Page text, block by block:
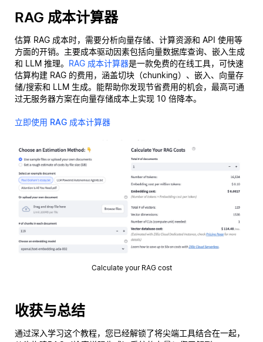
RAG 成本计算器
估算 RAG 成本时，需要分析向量存储、计算资源和 API 使用等
方面的开销。主要成本驱动因素包括向量数据库查询、嵌入生成
和 LLM 推理。 RAG 成本计算器是一款免费的在线工具，可快速
估算构建 RAG 的费用，涵盖切块（chunking）、嵌入、向量存
储/搜索和 LLM 生成。能帮助你发现节省费用的机会，最高可通
过无服务器方案在向量存储成本上实现 10 倍降本。
立即使用 RAG 成本计算器
Calculate your RAG cost
收获与总结
通过深入学习这个教程，您已经解锁了将尖端工具结合在一起，